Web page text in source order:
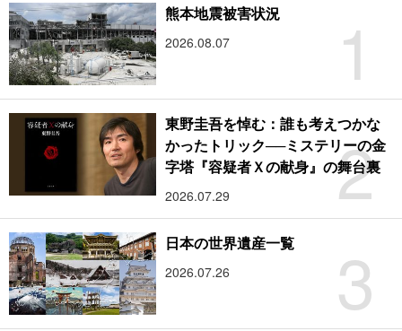
1
熊本地震被害状況
2026.08.07
2
東野圭吾を悼む：誰も考えつかな
かったトリック──ミステリーの金
字塔『容疑者Ｘの献身』の舞台裏
2026.07.29
3
日本の世界遺産一覧
2026.07.26